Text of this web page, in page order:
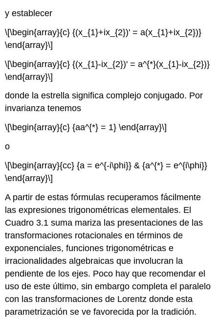
y establecer
\[\begin{array}{c} {(x_{1}+ix_{2})' = a(x_{1}+ix_{2})}
\end{array}\]
\[\begin{array}{c} {(x_{1}-ix_{2})' = a^{*}(x_{1}-ix_{2})}
\end{array}\]
donde la estrella significa complejo conjugado. Por
invarianza tenemos
\[\begin{array}{c} {aa^{*} = 1} \end{array}\]
o
\[\begin{array}{cc} {a = e^{-i\phi}} & {a^{*} = e^{i\phi}}
\end{array}\]
A partir de estas fórmulas recuperamos fácilmente
las expresiones trigonométricas elementales. El
Cuadro 3.1 suma mariza las presentaciones de las
transformaciones rotacionales en términos de
exponenciales, funciones trigonométricas e
irracionalidades algebraicas que involucran la
pendiente de los ejes. Poco hay que recomendar el
uso de este último, sin embargo completa el paralelo
con las transformaciones de Lorentz donde esta
parametrización se ve favorecida por la tradición.